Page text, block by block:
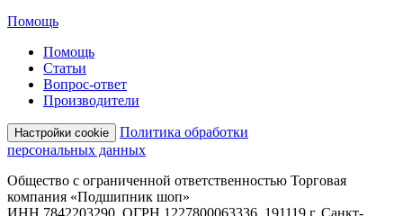
Помощь
Помощь
Статьи
Вопрос-ответ
Производители
Настройки cookie
Политика обработки
персональных данных
Общество с ограниченной ответственностью Торговая
компания «Подшипник шоп»